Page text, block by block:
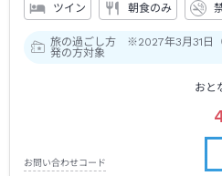
ツイン 朝食のみ
旅の過ごし方 ※2027年3月31日
発の方対象
おと
お問い合わせコード